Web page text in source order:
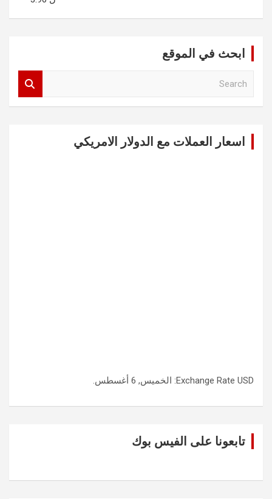
ابحث في الموقع
اسعار العملات مع الدولار الامريكي
Exchange Rate USD : الخميس, 6 أغسطس.
تابعونا على الفيس بوك